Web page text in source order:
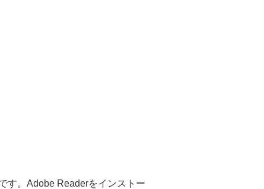
す。Adobe Readerをインストー